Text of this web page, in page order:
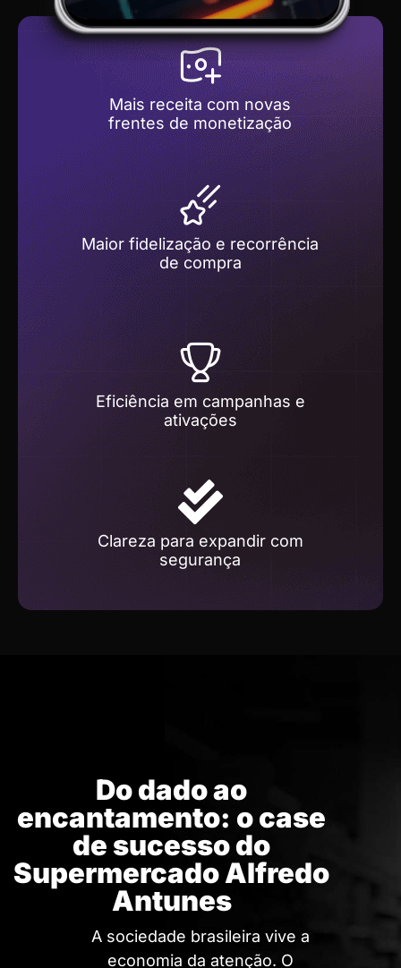
Mais receita com novas
frentes de monetização
Maior fidelização e recorrência
de compra
Eficiência em campanhas e
ativações
Clareza para expandir com
segurança
Do dado ao
encantamento: o case
de sucesso do
Supermercado Alfredo
Antunes
A sociedade brasileira vive a
economia da atenção. O